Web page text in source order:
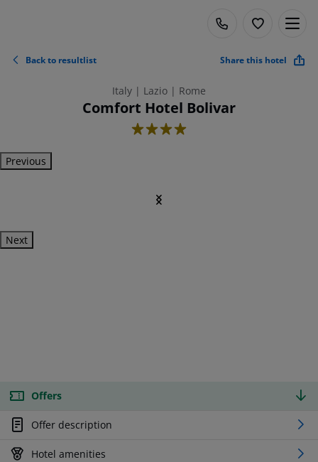
Back to resultlist Share this hotel
Italy | Lazio | Rome
Comfort Hotel Bolivar
4
Previous
Next
Offers
Offer description
Hotel amenities